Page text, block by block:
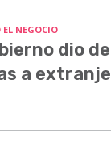
NEGOCIO
dio
a